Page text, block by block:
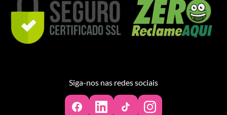
Siga-nos nas redes sociais